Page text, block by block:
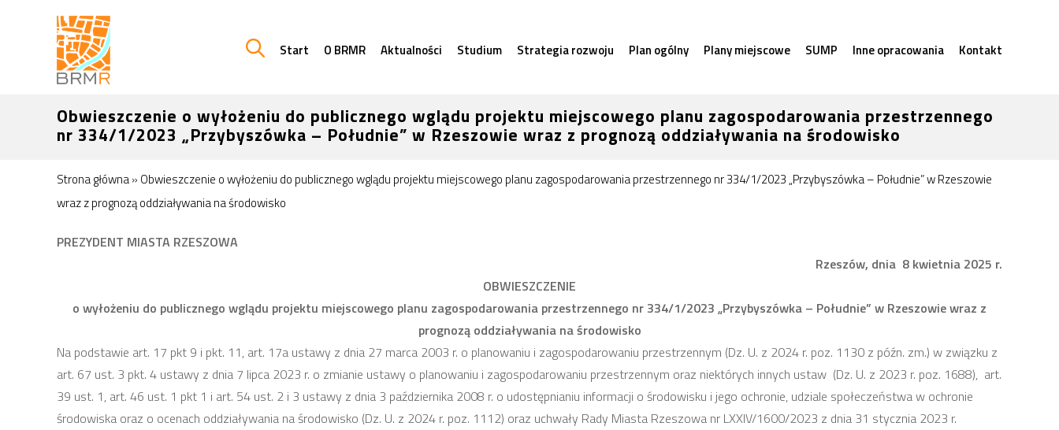
Start O BRMR Aktualności Studium Strategia rozwoju Plan ogólny Plany miejscowe SUMP Inne opracowania Kontakt
Obwieszczenie o wyłożeniu do publicznego wglądu projektu miejscowego planu zagospodarowania przestrzennego
nr 334/1/2023 „Przybyszówka – Południe” w Rzeszowie wraz z prognozą oddziaływania na środowisko
Strona główna» Obwieszczenie o wyłożeniu do publicznego wglądu projektu miejscowego planu zagospodarowania przestrzennego nr 334/1/2023 „Przybyszówka – Południe” w Rzeszowie
wraz z prognozą oddziaływania na środowisko
PREZYDENT MIASTA RZESZOWA
Rzeszów, dnia 8 kwietnia 2025 r.
OBWIESZCZENIE
o wyłożeniu do publicznego wglądu projektu miejscowego planu zagospodarowania przestrzennego nr 334/1/2023 „Przybyszówka – Południe” w Rzeszowie wraz z
prognozą oddziaływania na środowisko
Na podstawie art. 17 pkt 9 i pkt. 11, art. 17a ustawy z dnia 27 marca 2003 r. o planowaniu i zagospodarowaniu przestrzennym (Dz. U. z 2024 r. poz. 1130 z późn. zm.) w związku z
art. 67 ust. 3 pkt. 4 ustawy z dnia 7 lipca 2023 r. o zmianie ustawy o planowaniu i zagospodarowaniu przestrzennym oraz niektórych innych ustaw (Dz. U. z 2023 r. poz. 1688), art.
39 ust. 1, art. 46 ust. 1 pkt 1 i art. 54 ust. 2 i 3 ustawy z dnia 3 października 2008 r. o udostępnianiu informacji o środowisku i jego ochronie, udziale społeczeństwa w ochronie
środowiska oraz o ocenach oddziaływania na środowisko (Dz. U. z 2024 r. poz. 1112) oraz uchwały Rady Miasta Rzeszowa nr LXXIV/1600/2023 z dnia 31 stycznia 2023 r.